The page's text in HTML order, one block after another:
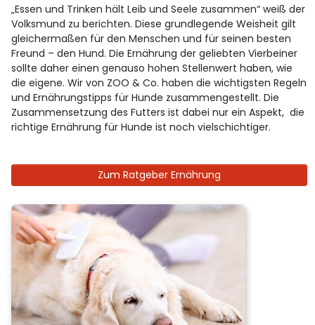
„Essen und Trinken hält Leib und Seele zusammen“ weiß der
Volksmund zu berichten. Diese grundlegende Weisheit gilt
gleichermaßen für den Menschen und für seinen besten
Freund – den Hund. Die Ernährung der geliebten Vierbeiner
sollte daher einen genauso hohen Stellenwert haben, wie
die eigene. Wir von ZOO & Co. haben die wichtigsten Regeln
und Ernährungstipps für Hunde zusammengestellt. Die
Zusammensetzung des Futters ist dabei nur ein Aspekt, die
richtige Ernährung für Hunde ist noch vielschichtiger.
Zum Ratgeber Ernährung